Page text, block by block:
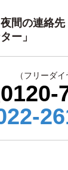
間の連絡先
ー」
（フリーダイ
0120-